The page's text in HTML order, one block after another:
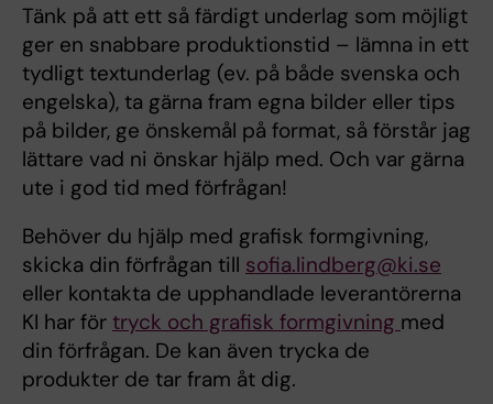
Tänk på att ett så färdigt underlag som möjligt
ger en snabbare produktionstid – lämna in ett
tydligt textunderlag (ev. på både svenska och
engelska), ta gärna fram egna bilder eller tips
på bilder, ge önskemål på format, så förstår jag
lättare vad ni önskar hjälp med. Och var gärna
ute i god tid med förfrågan!
Behöver du hjälp med grafisk formgivning,
skicka din förfrågan till sofia.lindberg@ki.se
eller kontakta de upphandlade leverantörerna
KI har för tryck och grafisk formgivning med
din förfrågan. De kan även trycka de
produkter de tar fram åt dig.